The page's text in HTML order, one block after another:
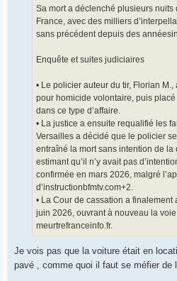
Sa mort a déclenché plusieurs nuits
France, avec des milliers
sans précédent depuis des
Enquête et suites judiciaires
• Le policier auteur du tir, Florian
pour homicide volontaire, puis
dans ce type d’affaire.
• La justice a ensuite requalifié les
Versailles a décidé que le policier
entraîné la mort sans intention de
estimant qu’il n’y avait pas
confirmée en mars 2026, malgré
d’instructionbfmtv.com+2.
• La Cour de cassation a
juin 2026, ouvrant à nouveau la
meurtrefranceinfo.fr.
Je vois pas que la voiture était en
pavé , comme quoi il faut se méfier de